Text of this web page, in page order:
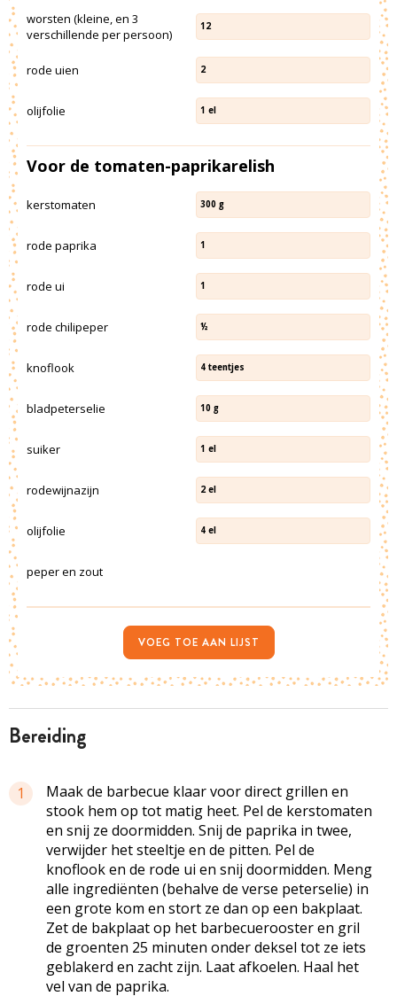
bereiding
1
Maak de barbecue klaar voor direct grillen en
stook hem op tot matig heet. Pel de kerstomaten
en snij ze doormidden. Snij de paprika in twee,
verwijder het steeltje en de pitten. Pel de
knoflook en de rode ui en snij doormidden. Meng
alle ingrediënten (behalve de verse peterselie) in
een grote kom en stort ze dan op een bakplaat.
Zet de bakplaat op het barbecuerooster en gril
de groenten 25 minuten onder deksel tot ze iets
geblakerd en zacht zijn. Laat afkoelen. Haal het
vel van de paprika.
worsten (kleine, en 3
verschillende per persoon)
12
rode uien 2
olijfolie 1 el
Voor de tomaten-paprikarelish
kerstomaten 300 g
rode paprika 1
rode ui 1
rode chilipeper ½
knoflook 4 teentjes
bladpeterselie 10 g
suiker 1 el
rodewijnazijn 2 el
olijfolie 4 el
peper en zout
VOEG TOE AAN LIJST